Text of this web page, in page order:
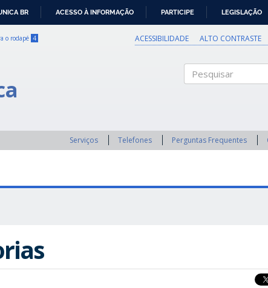
BR ACESSO À INFORMAÇÃO PARTICIPE LEGISLAÇÃO
o rodapé 4 ACESSIBILIDADE ALTO CONTRASTE
Serviços Telefones Perguntas Frequentes